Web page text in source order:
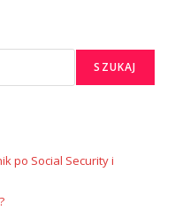
SZUKAJ
po Social Security i